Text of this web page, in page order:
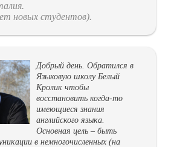
новых студентов).
Добрый день. Обратился в
Языковую школу Белый
Кролик чтобы
восстановить когда-то
имеющиеся знания
английского языка.
Основная цель – быть
в немногочисленных (на